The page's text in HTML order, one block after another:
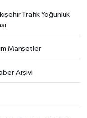
Trafik Yoğunluk
Manşetler
Arşivi